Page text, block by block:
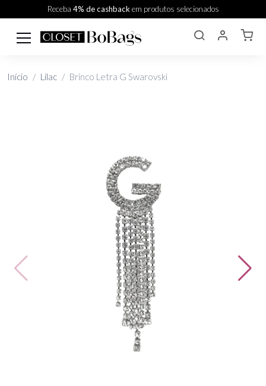
Receba 4% de cashbackem produtos selecionados
Início Lilac Brinco Letra G Swarovski